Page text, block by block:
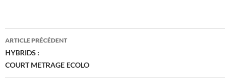
Navigation
des
articles
ARTICLE PRÉCÉDENT
HYBRIDS :
COURT METRAGE ECOLO